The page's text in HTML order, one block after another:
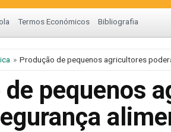
Termos Económicos Bibliografia
Produção de pequenos agricultores
de pequenos